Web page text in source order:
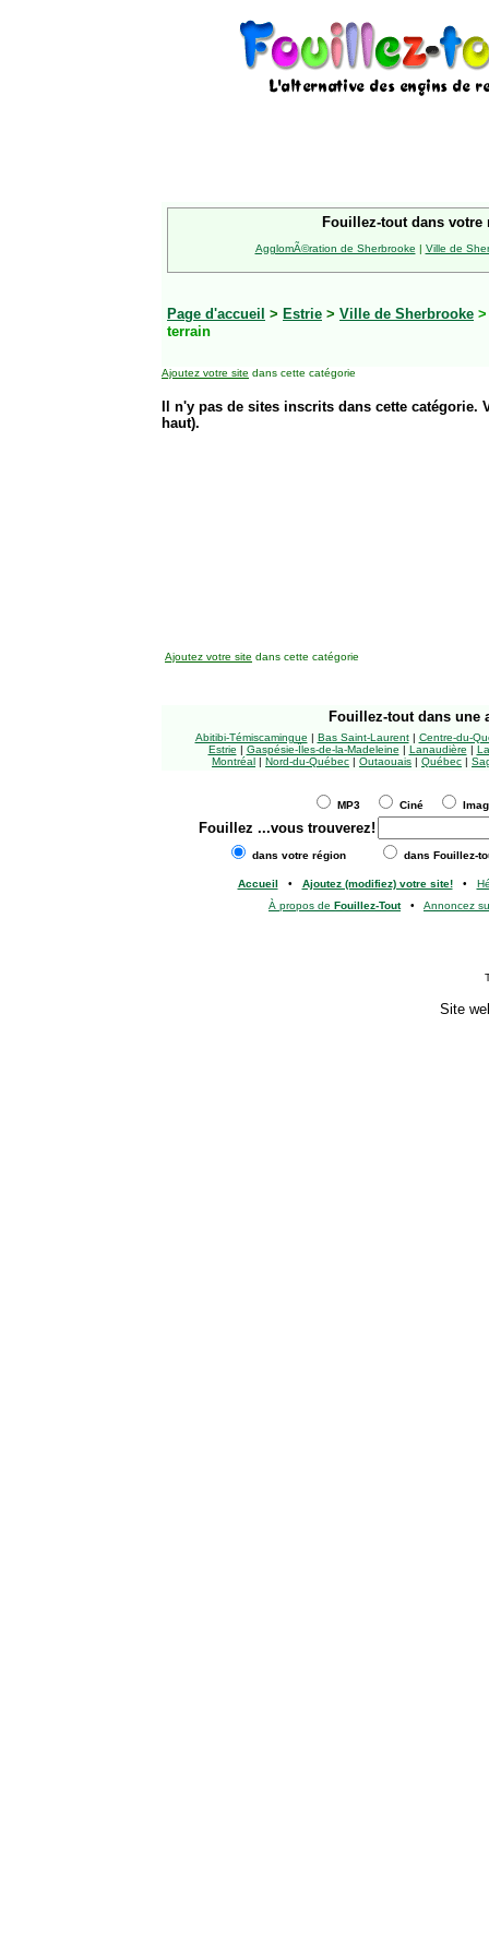
Fouillez-tout dans votre
AgglomÃ©ration de Sherbrooke | Ville de
Page d'accueil > Estrie > Ville de Sherbrooke
terrain
Ajoutez votre site dans cette catégorie
Il n'y pas de sites inscrits dans cette
haut).
Ajoutez votre site dans cette catégorie
Fouillez-tout dans une
Abitibi-Témiscamingue | Bas Saint-Laurent| Centre-du-
Estrie | Gaspésie-Îles-de-la-Madeleine | Lanaudière |
Montréal | Nord-du-Québec | Outaouais | Québec |
MP3 Ciné
Fouillez ...vous trouverez!
dans votre région dans Fouillez-
Accueil • Ajoutez (modifiez) votre site!•
À propos de Fouillez-Tout• Annoncez
Site